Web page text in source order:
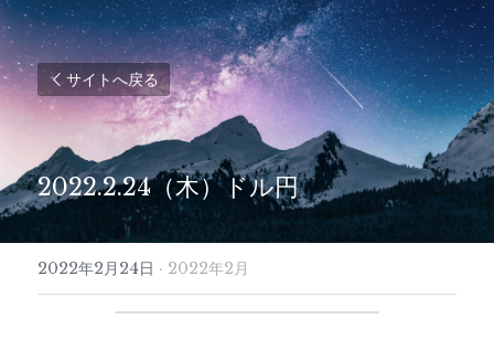
サイトへ戻る
2022.2.24（木）ドル円
2022年2月24日 · 2022年2月